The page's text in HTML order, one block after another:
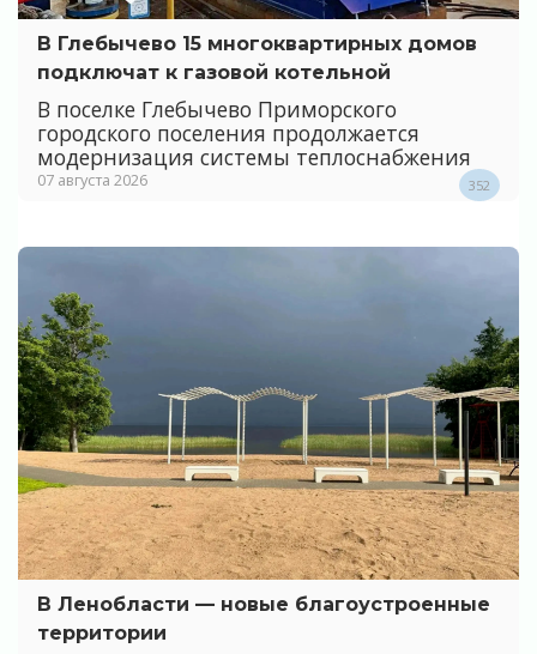
В Глебычево 15 многоквартирных домов
подключат к газовой котельной
В поселке Глебычево Приморского
городского поселения продолжается
модернизация системы теплоснабжения
07 августа 2026 352
В Ленобласти — новые благоустроенные
территории